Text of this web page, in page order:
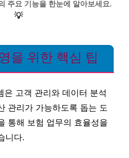
주요 기능을 한눈에 알아보세요.
💡
을 위한 핵심 팁
은 고객 관리와 데이터 분석
관리가 가능하도록 돕는 도
통해 보험 업무의 효율성을
니다.